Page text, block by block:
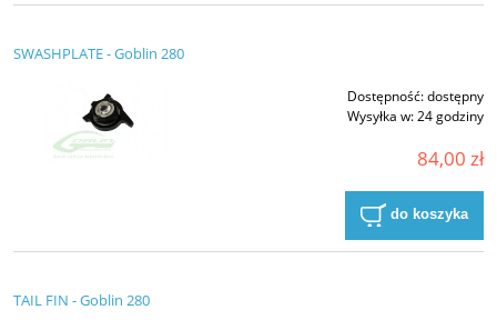
SWASHPLATE - Goblin 280
Dostępność:dostępny
Wysyłka w:24 godziny
84,00 zł
do koszyka
TAIL FIN - Goblin 280